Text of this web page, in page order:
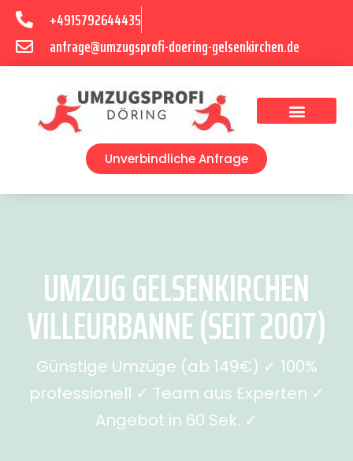
+4915792644435
anfrage@umzugsprofi-doering-gelsenkirchen.de
Unverbindliche Anfrage
UMZUG GELSENKIRCHEN
VILLEURBANNE (SEIT 2007)
Günstige Umzüge (ab 149€) ✓ 100%
professionell ✓ Team aus Experten ✓
Angebot in 60 Sek. ✓